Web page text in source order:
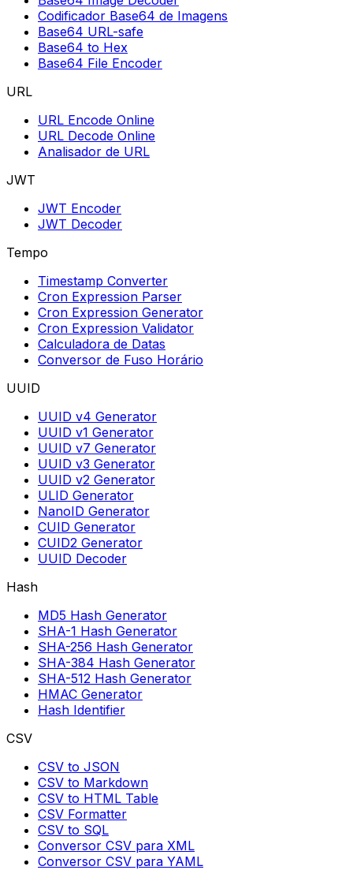
Codificador Base64 de Imagens
Base64 URL-safe
Base64 to Hex
Base64 File Encoder
URL
URL Encode Online
URL Decode Online
Analisador de URL
JWT
JWT Encoder
JWT Decoder
Tempo
Timestamp Converter
Cron Expression Parser
Cron Expression Generator
Cron Expression Validator
Calculadora de Datas
Conversor de Fuso Horário
UUID
UUID v4 Generator
UUID v1 Generator
UUID v7 Generator
UUID v3 Generator
UUID v2 Generator
ULID Generator
NanoID Generator
CUID Generator
CUID2 Generator
UUID Decoder
Hash
MD5 Hash Generator
SHA-1 Hash Generator
SHA-256 Hash Generator
SHA-384 Hash Generator
SHA-512 Hash Generator
HMAC Generator
Hash Identifier
CSV
CSV to JSON
CSV to Markdown
CSV to HTML Table
CSV Formatter
CSV to SQL
Conversor CSV para XML
Conversor CSV para YAML